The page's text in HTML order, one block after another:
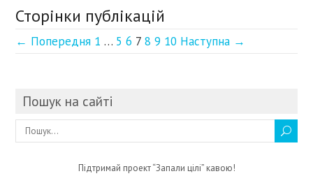
Сторінки публікацій
← Попередня 1 … 5 6 7 8 9 10 Наступна →
Пошук на сайті
Підтримай проект “Запали цілі” кавою!